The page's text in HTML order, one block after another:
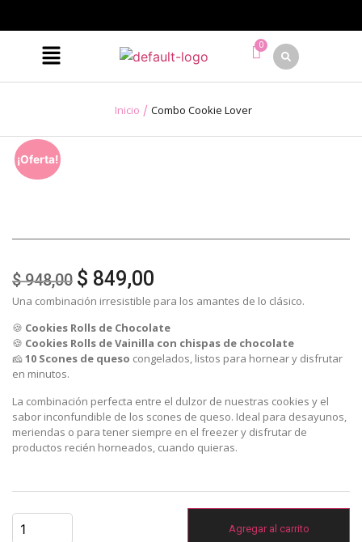
Inicio / Combo Cookie Lover
¡Oferta!
$948,00 $ 849,00
Una combinación irresistible para los amantes de lo clásico.
🍪 Cookies Rolls de Chocolate
🍪 Cookies Rolls de Vainilla con chispas de chocolate
🧀10 Scones de queso congelados, listos para hornear y disfrutar
en minutos.
La combinación perfecta entre el dulzor de nuestras cookies y el
sabor inconfundible de los scones de queso. Ideal para desayunos,
meriendas o para tener siempre en el freezer y disfrutar de
productos recién horneados, cuando quieras.
Agregar al carrito